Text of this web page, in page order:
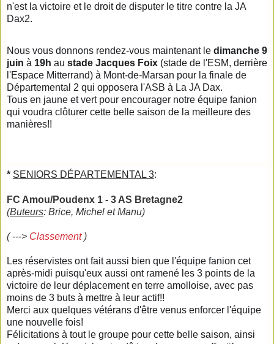
n'est la victoire et le droit de disputer le titre contre la JA
Dax2.
Nous vous donnons rendez-vous maintenant le dimanche 9
juin à 19h au stade Jacques Foix (stade de l'ESM, derrière
l'Espace Mitterrand) à Mont-de-Marsan pour la finale de
Départemental 2 qui opposera l'ASB à La JA Dax.
Tous en jaune et vert pour encourager notre équipe fanion
qui voudra clôturer cette belle saison de la meilleure des
manières!!
* SENIORS DÉPARTEMENTAL 3:
FC Amou/Poudenx 1 - 3 AS Bretagne2
(Buteurs: Brice, Michel et Manu)
( ---> Classement)
Les réservistes ont fait aussi bien que l'équipe fanion cet
après-midi puisqu'eux aussi ont ramené les 3 points de la
victoire de leur déplacement en terre amolloise, avec pas
moins de 3 buts à mettre à leur actif!!
Merci aux quelques vétérans d'être venus enforcer l'équipe
une nouvelle fois!
Félicitations à tout le groupe pour cette belle saison, ainsi